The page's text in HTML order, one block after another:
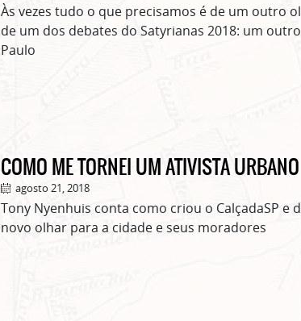
Às vezes tudo o que precisamos é de um outro
de um dos debates do Satyrianas 2018: um
Paulo
COMO ME TORNEI UM ATIVISTA URBANO
agosto 21, 2018
Tony Nyenhuis conta como criou o CalçadaSP e
novo olhar para a cidade e seus moradores